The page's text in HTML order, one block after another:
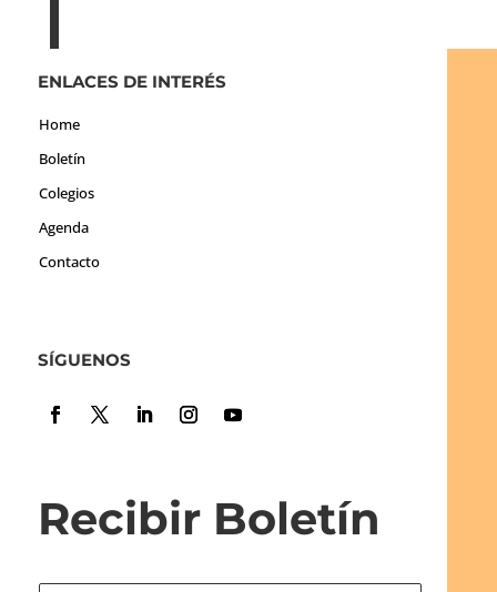
ENLACES DE INTERÉS
Home
Boletín
Colegios
Agenda
Contacto
SÍGUENOS
Recibir Boletín